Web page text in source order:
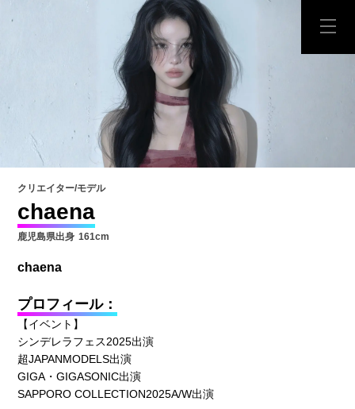
クリエイター/モデル
chaena
鹿児島県出身 161cm
chaena
プロフィール：
【イベント】
シンデレラフェス2025出演
超JAPANMODELS出演
GIGA・GIGASONIC出演
SAPPORO COLLECTION2025A/W出演